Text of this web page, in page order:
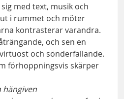
med text, musik och
i rummet och möter
kontrasterar varandra.
och sen en
och sönderfallande.
förhoppningsvis skärper